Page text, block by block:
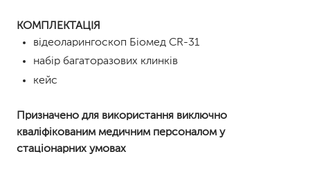
КОМПЛЕКТАЦІЯ
відеоларингоскоп Біомед CR-31
набір багаторазових клинків
кейс
Призначено для використання виключно
кваліфікованим медичним персоналом у
стаціонарних умовах